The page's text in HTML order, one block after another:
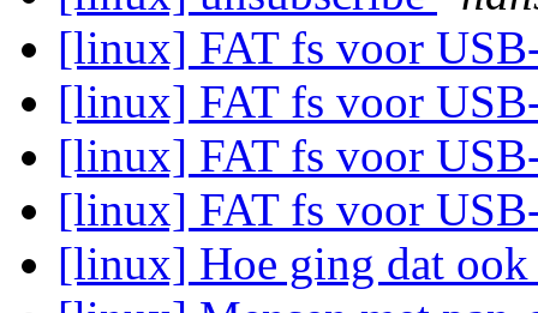
[linux] FAT fs voor
[linux] FAT fs voor
[linux] FAT fs voor
[linux] FAT fs voor
[linux] Hoe ging dat